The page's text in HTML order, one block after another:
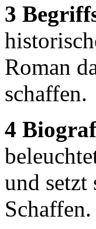
3
Roman
schaffen.
4
und setzt
Schaffen.